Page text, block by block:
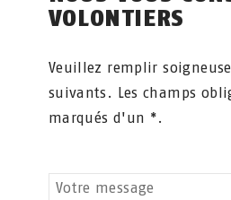
VOLONTIERS
Veuillez remplir
suivants. Les champs
marqués d'un *.
Votre message